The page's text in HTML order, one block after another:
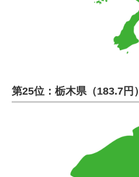
第25位：栃木県（183.7円）